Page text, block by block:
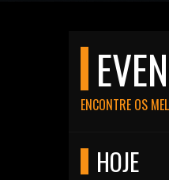
ENCONTRE OS
HOJE